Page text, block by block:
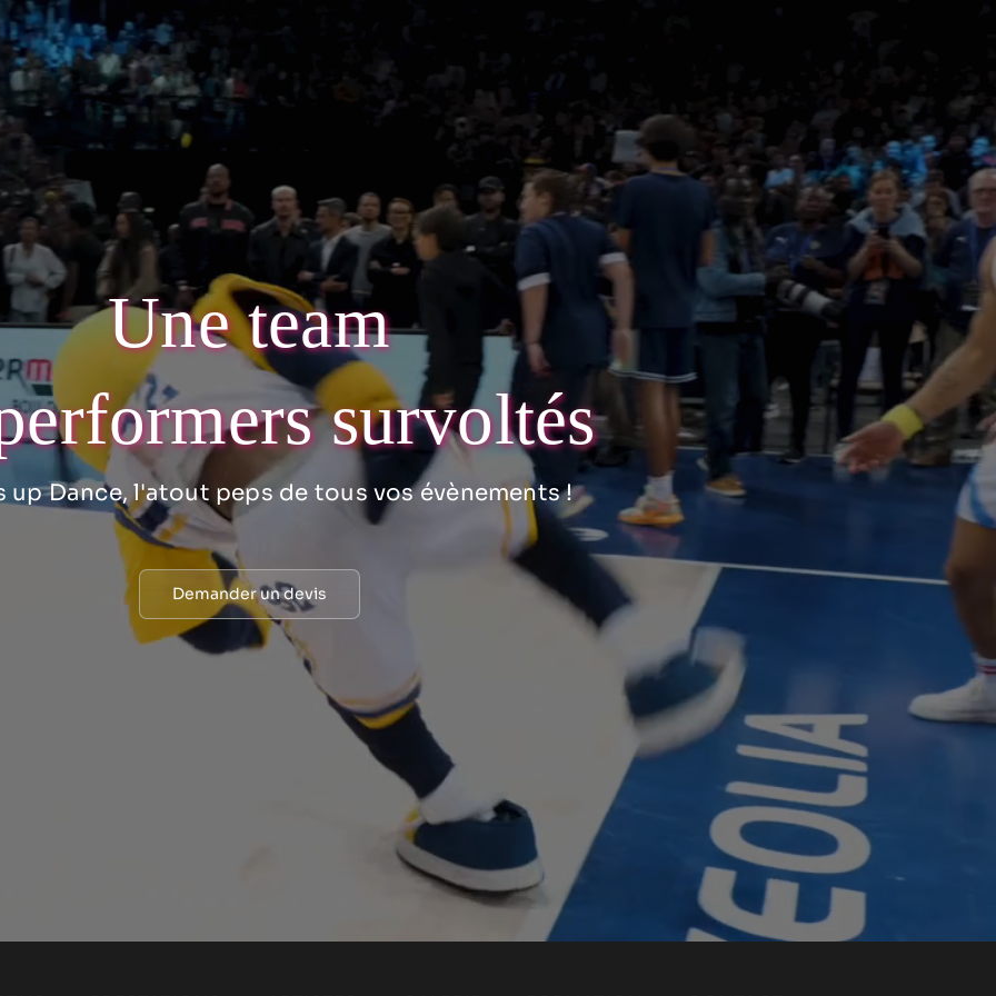
Une team
survoltés
up Dance, l'atout peps de tous vos évènements !
Demander un devis